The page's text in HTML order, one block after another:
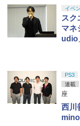
イベ
スク
マネ
udio
PS3
連載
座
西川